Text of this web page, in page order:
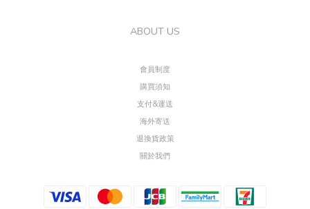
ABOUT US
會員制度
購買須知
支付&運送
海外寄送
退換貨政策
關於我們